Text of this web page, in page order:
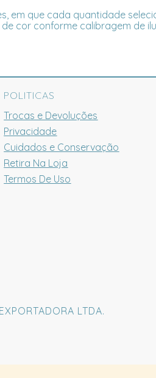
em que cada quantidade
cor conforme calibragem de
POLITICAS
Trocas e Devoluções
Privacidade
Cuidados e Conservação
Retira Na Loja
Termos De Uso
LTDA.